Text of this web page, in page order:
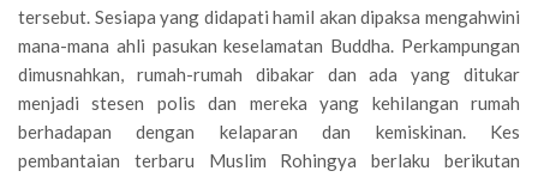
tersebut. Sesiapa yang didapati hamil akan dipaksa mengahwini
mana-mana ahli pasukan keselamatan Buddha. Perkampungan
dimusnahkan, rumah-rumah dibakar dan ada yang ditukar
menjadi stesen polis dan mereka yang kehilangan rumah
berhadapan dengan kelaparan dan kemiskinan. Kes
pembantaian terbaru Muslim Rohingya berlaku berikutan